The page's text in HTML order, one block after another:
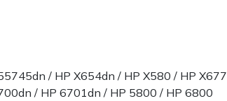
/ HP X654dn / HP X580 / HP
/ HP 6701dn / HP 5800 / HP 6800